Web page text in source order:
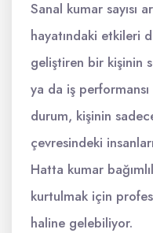
Sanal kumar sayısı
hayatındaki etkileri
geliştiren bir kişinin
ya da iş
durum, kişinin
çevresindeki
Hatta kumar
kurtulmak için
haline gelebiliyor.